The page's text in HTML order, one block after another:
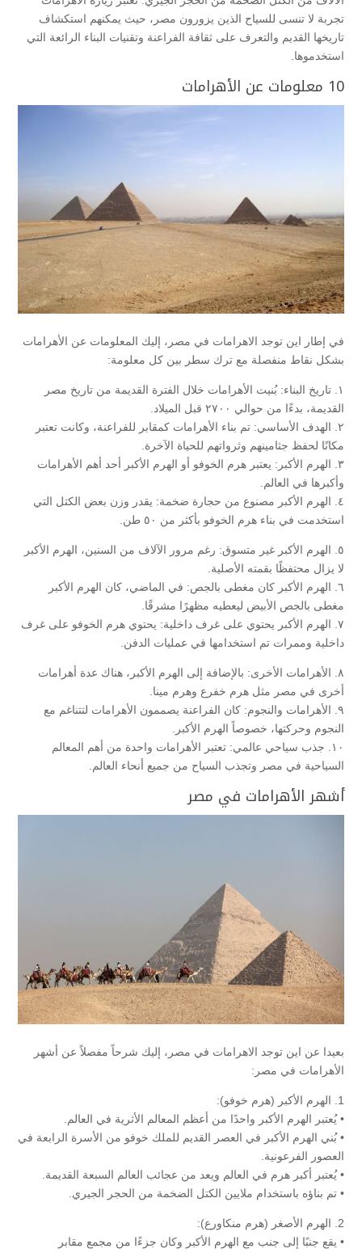
تجربة لا تنسى للسياح الذين يزورون مصر، حيث يمكنهم استكشاف
تاريخها القديم والتعرف على ثقافة الفراعنة وتقنيات البناء الرائعة التي
استخدموها.
10 معلومات عن الأهرامات
في إطار اين توجد الاهرامات في مصر، إليك المعلومات عن الأهرامات
بشكل نقاط منفصلة مع ترك سطر بين كل معلومة:
١. تاريخ البناء: بُنيت الأهرامات خلال الفترة القديمة من تاريخ مصر
القديمة، بدءًا من حوالي ٢٧٠٠ قبل الميلاد.
٢. الهدف الأساسي: تم بناء الأهرامات كمقابر للفراعنة، وكانت تعتبر
مكانًا لحفظ جثامينهم وثرواتهم للحياة الآخرة.
٣. الهرم الأكبر: يعتبر هرم الخوفو أو الهرم الأكبر أحد أهم الأهرامات
وأكبرها في العالم.
٤. الهرم الأكبر مصنوع من حجارة ضخمة: يقدر وزن بعض الكتل التي
استخدمت في بناء هرم الخوفو بأكثر من ٥٠ طن.
٥. الهرم الأكبر غير متسوق: رغم مرور الآلاف من السنين، الهرم الأكبر
لا يزال محتفظًا بقمته الأصلية.
٦. الهرم الأكبر كان مغطى بالجص: في الماضي، كان الهرم الأكبر
مغطى بالجص الأبيض ليعطيه مظهرًا مشرقًا.
٧. الهرم الأكبر يحتوي على غرف داخلية: يحتوي هرم الخوفو على غرف
داخلية وممرات تم استخدامها في عمليات الدفن.
٨. الأهرامات الأخرى: بالإضافة إلى الهرم الأكبر، هناك عدة أهرامات
أخرى في مصر مثل هرم خفرع وهرم مينا.
٩. الأهرامات والنجوم: كان الفراعنة يصممون الأهرامات لتتناغم مع
النجوم وحركتها، خصوصاً الهرم الأكبر.
١٠. جذب سياحي عالمي: تعتبر الأهرامات واحدة من أهم المعالم
السياحية في مصر وتجذب السياح من جميع أنحاء العالم.
أشهر الأهرامات في مصر
بعيدا عن اين توجد الاهرامات في مصر، إليك شرحاً مفصلاً عن أشهر
الأهرامات في مصر:
1. الهرم الأكبر (هرم خوفو):
• يُعتبر الهرم الأكبر واحدًا من أعظم المعالم الأثرية في العالم.
• بُني الهرم الأكبر في العصر القديم للملك خوفو من الأسرة الرابعة في
العصور الفرعونية.
• يُعتبر أكبر هرم في العالم ويعد من عجائب العالم السبعة القديمة.
• تم بناؤه باستخدام ملايين الكتل الضخمة من الحجر الجيري.
2. الهرم الأصغر (هرم منكاورع):
• يقع جنبًا إلى جنب مع الهرم الأكبر وكان جزءًا من مجمع مقابر